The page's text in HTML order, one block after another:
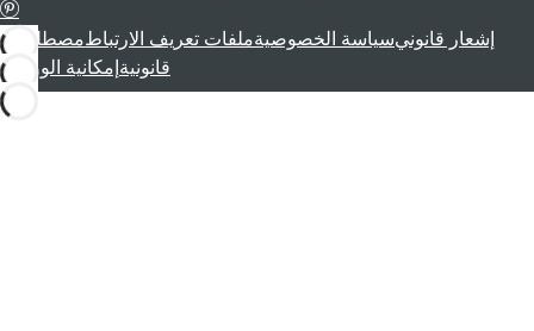
إشعار قانونيسياسة الخصوصيةملفات تعريف الارتباطمصطلحات
قانونية إمكانية الوصول